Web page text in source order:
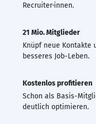
Recruiter·innen.
21 Mio. Mitglieder
Knüpf neue Kontakte
besseres Job-Leben.
Kostenlos profitieren
Schon als Basis-
deutlich optimieren.